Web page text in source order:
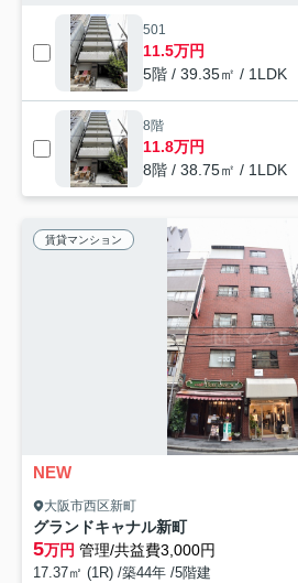
501
11.5万円
5階 / 39.35㎡ / 1LDK
8階
11.8万円
8階 / 38.75㎡ / 1LDK
賃貸マンション
NEW
大阪市西区新町
グランドキャナル新町
5万円 管理/共益費3,000円
17.37㎡ (1R) /築44年 /5階建